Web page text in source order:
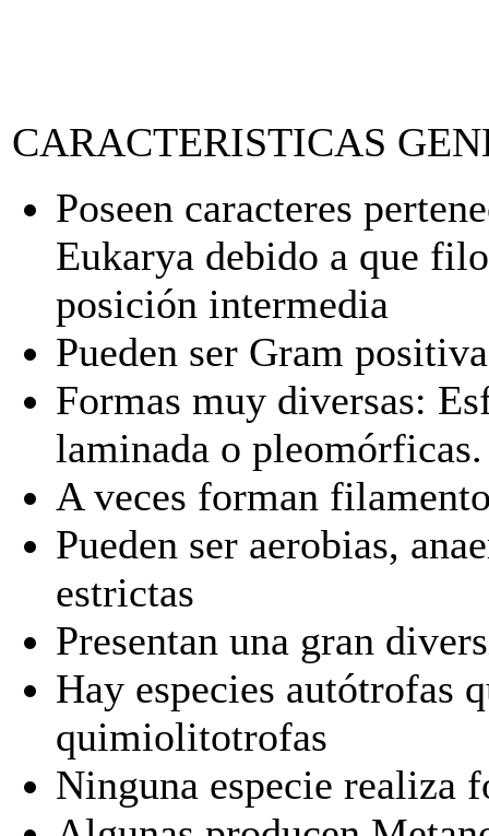
CARACTERISTICAS
Poseen caracteres
Eukarya debido a que
posición intermedia
Pueden ser Gram
Formas muy diversas:
laminada o pleomórficas.
A veces forman
Pueden ser aerobias,
estrictas
Presentan una gran
Hay especies autótrofas
quimiolitotrofas
Ninguna especie realiza